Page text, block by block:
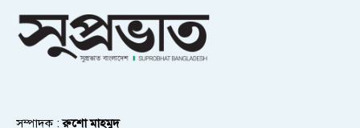
সম্পাদক :রুশো মাহমুদ